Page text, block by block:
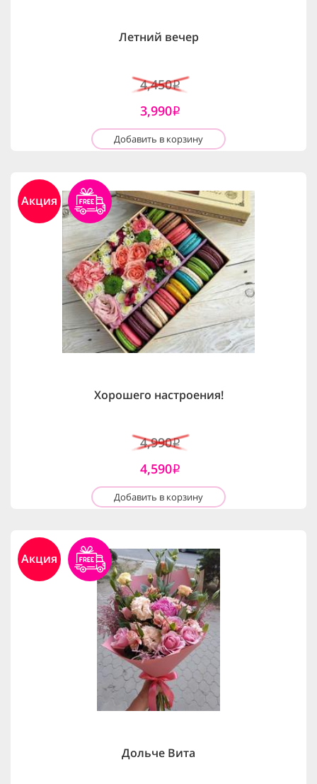
Летний вечер
4,450i
3,990i
Добавить в корзину
Акция
Хорошего настроения!
4,990i
4,590i
Добавить в корзину
Акция
Дольче Вита